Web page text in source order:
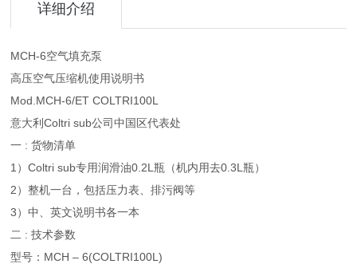
详细介绍
MCH-6空气填充泵
高压空气压缩机使用说明书
Mod.MCH-6/ET COLTRI100L
意大利Coltri sub公司中国区代表处
一 : 货物清单
1）Coltri sub专用润滑油0.2L瓶（机内用去0.3L瓶）
2）整机一台，包括压力表、排污阀等
3）中、英文说明书各一本
二 : 技术参数
型号：MCH – 6(COLTRI100L)